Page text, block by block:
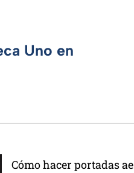
Uno en
Cómo hacer portadas